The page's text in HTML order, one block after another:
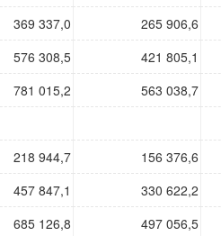
369 337,0
265 906,6
576 308,5
421 805,1
781 015,2
563 038,7
218 944,7
156 376,6
457 847,1
330 622,2
685 126,8
497 056,5